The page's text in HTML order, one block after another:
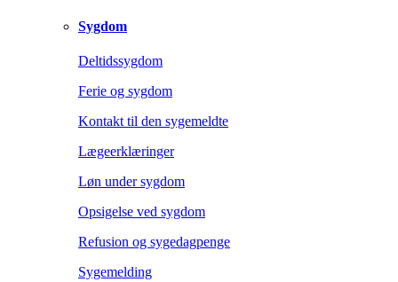
Sygdom
Deltidssygdom
Ferie og sygdom
Kontakt til den sygemeldte
Lægeerklæringer
Løn under sygdom
Opsigelse ved sygdom
Refusion og sygedagpenge
Sygemelding